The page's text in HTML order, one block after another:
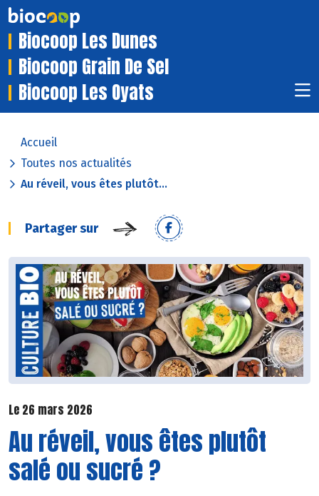
Biocoop Les Dunes
Biocoop Grain De Sel
Biocoop Les Oyats
Accueil
Toutes nos actualités
Au réveil, vous êtes plutôt...
Partager sur
Le 26 mars 2026
Au réveil, vous êtes plutôt
salé ou sucré ?